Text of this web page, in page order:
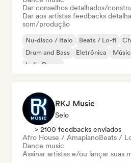
Dar conselhos detalhados/
Dar aos artistas feedbacks
som/produção
Nu-disco / Italo Beats / Lo-fi
Drum and Bass
Eletrônica
Indie Dance
RKJ Music
Selo
> 2100 feedbacks enviados
Afro House / AmapianoBeats /
Dance music
Assinar artistas e/ou lançar suas